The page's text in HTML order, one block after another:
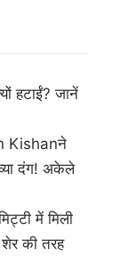
हटाईं? जानें
Kishanने
दंग! अकेले
में मिली
की तरह